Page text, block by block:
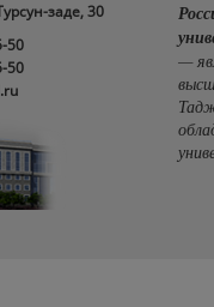
заде, 30
50
50
—